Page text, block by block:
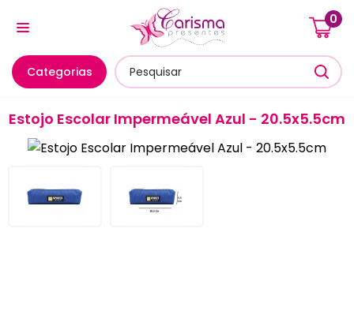
0
Categorias
Cozinha E Utensílios Mesa Posta E Servir Banheiro
Estojo Escolar Impermeável Azul - 20.5x5.5cm